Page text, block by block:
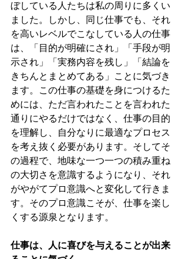
ぼしている人たちは私の周りに多くい
ました。しかし、同じ仕事でも、それ
を高いレベルでこなしている人の仕事
は、「目的が明確にされ」「手段が明
示され」「実務内容を残し」「結論を
きちんとまとめてある」ことに気づき
ます。この仕事の基礎を身につけるた
めには、ただ言われたことを言われた
通りにやるだけではなく、仕事の目的
を理解し、自分なりに最適なプロセス
を考え抜く必要があります。そしてそ
の過程で、地味な一つ一つの積み重ね
の大切さを意識するようになり、それ
がやがてプロ意識へと変化して行きま
す。そのプロ意識こそが、仕事を楽し
くする源泉となります。
仕事は、人に喜びを与えることが出来